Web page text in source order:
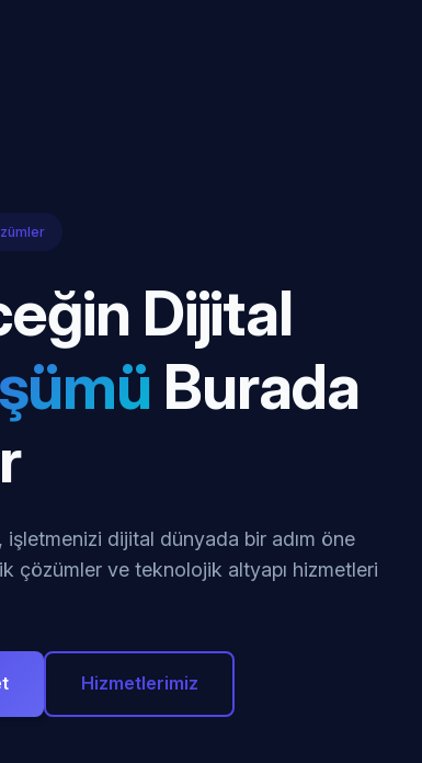
Dijital
Burada
dijital dünyada bir adım öne
çözümler ve teknolojik altyapı hizmetleri
Hizmetlerimiz